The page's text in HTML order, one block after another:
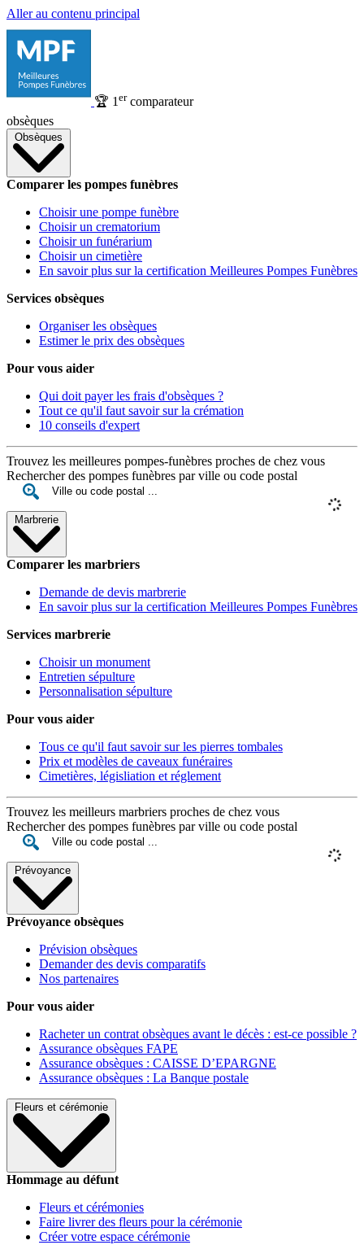
Aller au contenu principal
🏆 1 ercomparateur
obsèques
Obsèques
Comparer les pompes funèbres
Choisir une pompe funèbre
Choisir un crematorium
Choisir un funérarium
Choisir un cimetière
En savoir plus sur la certification Meilleures Pompes Funèbres
Services obsèques
Organiser les obsèques
Estimer le prix des obsèques
Pour vous aider
Qui doit payer les frais d'obsèques ?
Tout ce qu'il faut savoir sur la crémation
10 conseils d'expert
Trouvez les meilleures pompes-funèbres proches de chez vous
Rechercher des pompes funèbres par ville ou code postal
Marbrerie
Comparer les marbriers
Demande de devis marbrerie
En savoir plus sur la certification Meilleures Pompes Funèbres
Services marbrerie
Choisir un monument
Entretien sépulture
Personnalisation sépulture
Pour vous aider
Tous ce qu'il faut savoir sur les pierres tombales
Prix et modèles de caveaux funéraires
Cimetières, législiation et réglement
Trouvez les meilleurs marbriers proches de chez vous
Rechercher des pompes funèbres par ville ou code postal
Prévoyance
Prévoyance obsèques
Prévision obsèques
Demander des devis comparatifs
Nos partenaires
Pour vous aider
Racheter un contrat obsèques avant le décès : est-ce possible ?
Assurance obsèques FAPE
Assurance obsèques : CAISSE D’EPARGNE
Assurance obsèques : La Banque postale
Fleurs et cérémonie
Hommage au défunt
Fleurs et cérémonies
Faire livrer des fleurs pour la cérémonie
Créer votre espace cérémonie